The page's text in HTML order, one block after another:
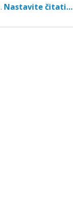
Nastavite čitati…